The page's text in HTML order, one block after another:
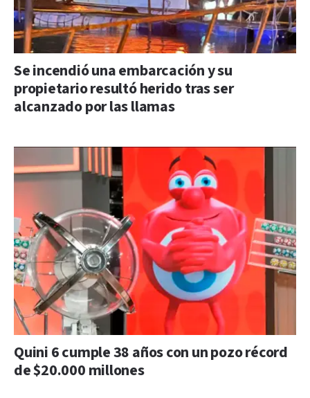
Se incendió una embarcación y su
propietario resultó herido tras ser
alcanzado por las llamas
Quini 6 cumple 38 años con un pozo récord
de $20.000 millones